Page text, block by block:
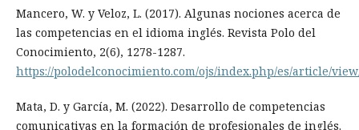
Mancero, W. y Veloz, L. (2017). Algunas nociones acerca de
las competencias en el idioma inglés. Revista Polo del
Conocimiento, 2(6), 1278-1287.
https://polodelconocimiento.com/ojs/index.php/es/article/
Mata, D. y García, M. (2022). Desarrollo de competencias
comunicativas en la formación de profesionales de inglés.